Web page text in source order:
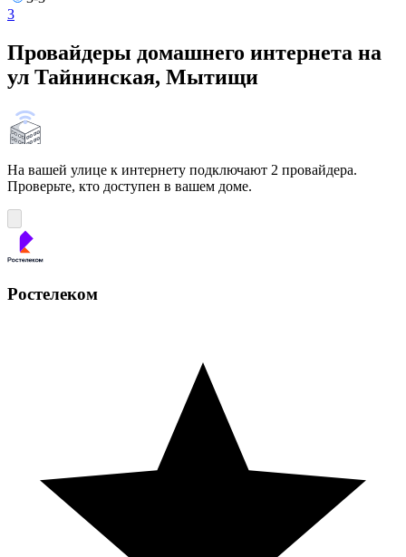
3
Провайдеры домашнего интернета на
ул Тайнинская, Мытищи
На вашей улице к интернету подключают 2 провайдера.
Проверьте, кто доступен в вашем доме.
Ростелеком